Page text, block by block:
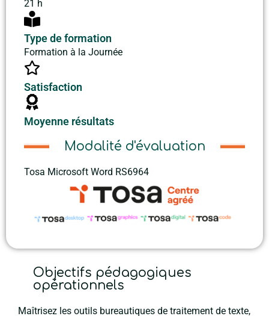
21 h
Type de formation
Formation à la Journée
Satisfaction
Moyenne résultats
Modalité d'évaluation
Tosa Microsoft Word RS6964
Objectifs pédagogiques
opérationnels
Maîtrisez les outils bureautiques de traitement de texte,